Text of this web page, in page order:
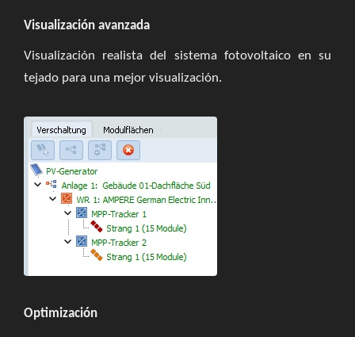
Visualización avanzada
Visualización realista del sistema fotovoltaico en su
tejado para una mejor visualización.
Optimización